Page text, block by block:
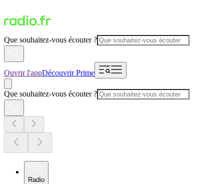
Que souhaitez-vous écouter ?
Ouvrir l'appDécouvrir Prime
Que souhaitez-vous écouter ?
Radio